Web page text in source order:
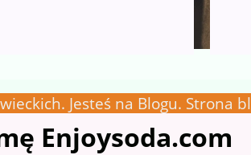
Jesteś na Blogu. Strona
Enjoysoda.com